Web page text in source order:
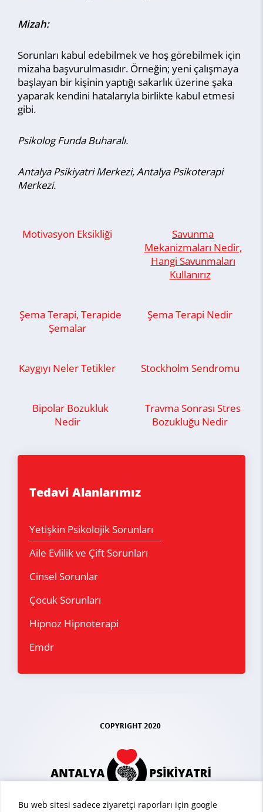
Mizah:
Sorunları kabul edebilmek ve hoş görebilmek için
mizaha başvurulmasıdır. Örneğin; yeni çalışmaya
başlayan bir kişinin yaptığı sakarlık üzerine şaka
yaparak kendini hatalarıyla birlikte kabul etmesi
gibi.
Psikolog Funda Buharalı.
Antalya Psikiyatri Merkezi, Antalya Psikoterapi
Merkezi.
Motivasyon Eksikliği
Savunma
Mekanizmaları Nedir,
Hangi Savunmaları
Kullanırız
Şema Terapi, Terapide
Şemalar
Şema Terapi Nedir
Kaygıyı Neler Tetikler Stockholm Sendromu
Bipolar Bozukluk
Nedir
Travma Sonrası Stres
Bozukluğu Nedir
Tedavi Alanlarımız
Yetişkin Psikolojik Sorunları
Aile Evlilik ve Çift Sorunları
Cinsel Sorunlar
Çocuk Sorunları
Hipnoz Hipnoterapi
Emdr
Bu web sitesi sadece ziyaretçi raporları için google